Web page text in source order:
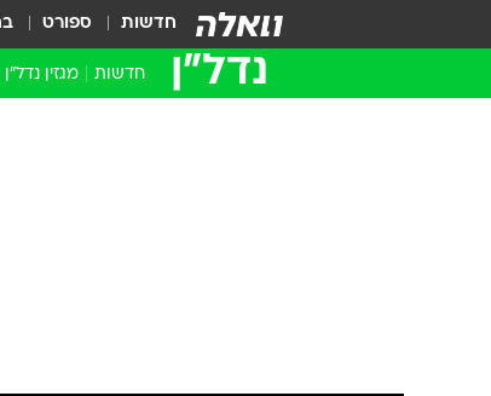
חדשות ספורט
נדל״ן חדשות מגזין נדל"ן